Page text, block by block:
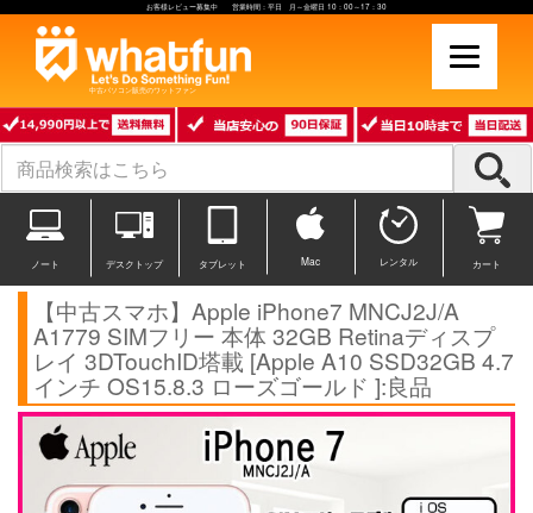
お客様レビュー募集中 営業時間：平日 月～金曜日 10：00～17：30
中古パソコン販売のワットファン
ノート デスクトップ タブレット Mac レンタル カート
【中古スマホ】Apple iPhone7 MNCJ2J/A
A1779 SIMフリー 本体 32GB Retinaディスプ
レイ 3DTouchID塔載 [Apple A10 SSD32GB 4.7
インチ OS15.8.3 ローズゴールド ]:良品